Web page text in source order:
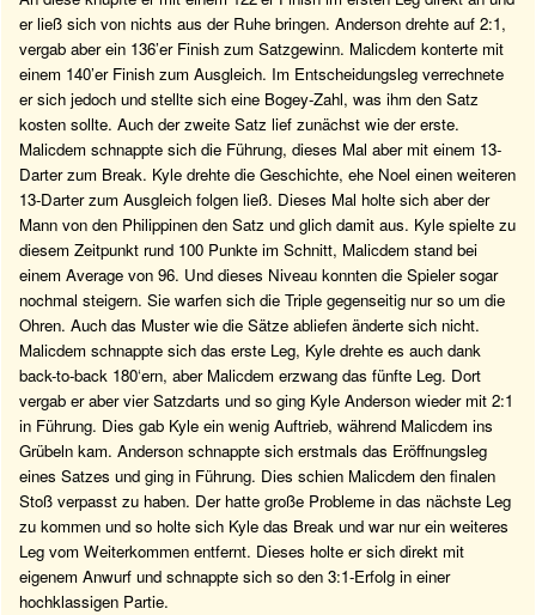
er ließ sich von nichts aus der Ruhe bringen. Anderson drehte auf 2:1,
vergab aber ein 136’er Finish zum Satzgewinn. Malicdem konterte mit
einem 140’er Finish zum Ausgleich. Im Entscheidungsleg verrechnete
er sich jedoch und stellte sich eine Bogey-Zahl, was ihm den Satz
kosten sollte. Auch der zweite Satz lief zunächst wie der erste.
Malicdem schnappte sich die Führung, dieses Mal aber mit einem 13-
Darter zum Break. Kyle drehte die Geschichte, ehe Noel einen weiteren
13-Darter zum Ausgleich folgen ließ. Dieses Mal holte sich aber der
Mann von den Philippinen den Satz und glich damit aus. Kyle spielte zu
diesem Zeitpunkt rund 100 Punkte im Schnitt, Malicdem stand bei
einem Average von 96. Und dieses Niveau konnten die Spieler sogar
nochmal steigern. Sie warfen sich die Triple gegenseitig nur so um die
Ohren. Auch das Muster wie die Sätze abliefen änderte sich nicht.
Malicdem schnappte sich das erste Leg, Kyle drehte es auch dank
back-to-back 180‘ern, aber Malicdem erzwang das fünfte Leg. Dort
vergab er aber vier Satzdarts und so ging Kyle Anderson wieder mit 2:1
in Führung. Dies gab Kyle ein wenig Auftrieb, während Malicdem ins
Grübeln kam. Anderson schnappte sich erstmals das Eröffnungsleg
eines Satzes und ging in Führung. Dies schien Malicdem den finalen
Stoß verpasst zu haben. Der hatte große Probleme in das nächste Leg
zu kommen und so holte sich Kyle das Break und war nur ein weiteres
Leg vom Weiterkommen entfernt. Dieses holte er sich direkt mit
eigenem Anwurf und schnappte sich so den 3:1-Erfolg in einer
hochklassigen Partie.